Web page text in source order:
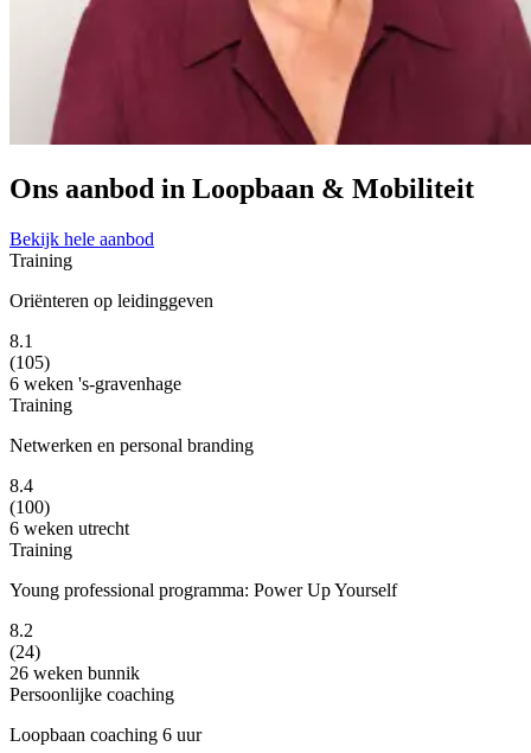
Ons aanbod in Loopbaan & Mobiliteit
Bekijk hele aanbod
Training
Oriënteren op leidinggeven
8.1
(105)
6 weken 's-gravenhage
Training
Netwerken en personal branding
8.4
(100)
6 weken utrecht
Training
Young professional programma: Power Up Yourself
8.2
(24)
26 weken bunnik
Persoonlijke coaching
Loopbaan coaching 6 uur